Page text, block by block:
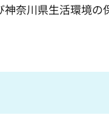
奈川県生活環境